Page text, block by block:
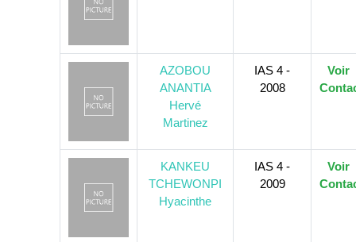
AZOBOU
ANANTIA
Hervé
Martinez
IAS 4 -
2008
Voir
KANKEU
TCHEWONPI
Hyacinthe
IAS 4 -
2009
Voir